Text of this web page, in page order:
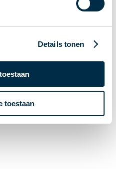
Details tonen
toestaan